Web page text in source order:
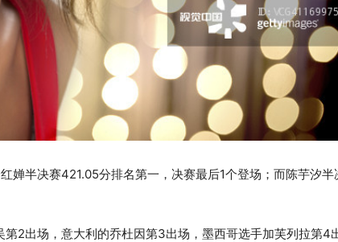
婵半决赛421.05分排名第一，决赛最后1个登场；而陈芋汐半
2出场，意大利的乔杜因第3出场，墨西哥选手加芙列拉第4